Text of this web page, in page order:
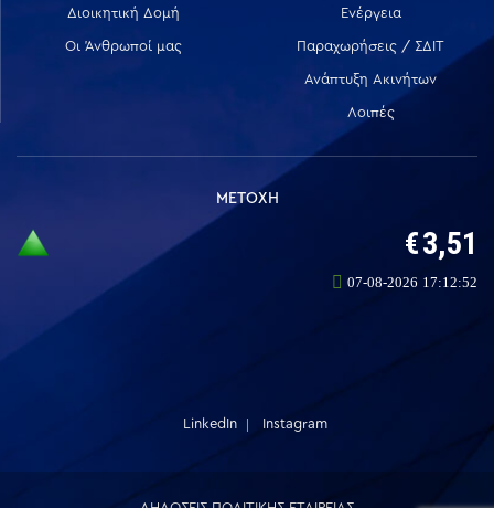
Διοικητική Δομή
Οι Άνθρωποί μας
Ενέργεια
Παραχωρήσεις / ΣΔΙΤ
Ανάπτυξη Ακινήτων
Λοιπές
ΜΕΤΟΧΗ
LinkedIn Instagram